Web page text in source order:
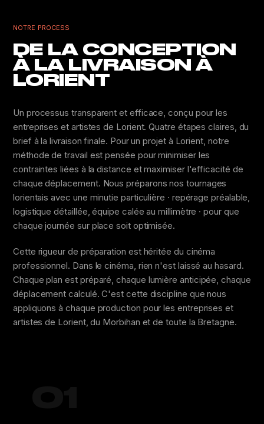
NOTRE PROCESS
DE LA CONCEPTION
À LA LIVRAISON À
LORIENT
Un processus transparent et efficace, conçu pour les
entreprises et artistes de Lorient. Quatre étapes claires, du
brief à la livraison finale. Pour un projet à Lorient, notre
méthode de travail est pensée pour minimiser les
contraintes liées à la distance et maximiser l'efficacité de
chaque déplacement. Nous préparons nos tournages
lorientais avec une minutie particulière · repérage préalable,
logistique détaillée, équipe calée au millimètre · pour que
chaque journée sur place soit optimisée.
Cette rigueur de préparation est héritée du cinéma
professionnel. Dans le cinéma, rien n'est laissé au hasard.
Chaque plan est préparé, chaque lumière anticipée, chaque
déplacement calculé. C'est cette discipline que nous
appliquons à chaque production pour les entreprises et
artistes de Lorient, du Morbihan et de toute la Bretagne.